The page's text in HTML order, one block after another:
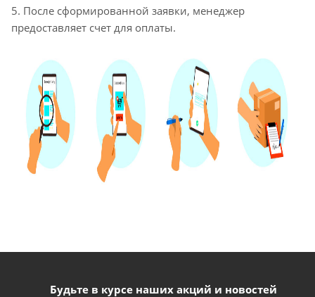
5. После сформированной заявки, менеджер
предоставляет счет для оплаты.
Будьте в курсе наших акций и новостей